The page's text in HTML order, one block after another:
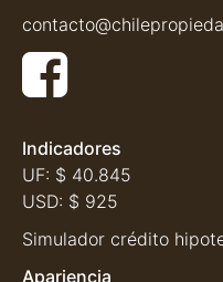
Indicadores
UF: $ 40.845
USD: $ 925
Simulador crédito
Apariencia